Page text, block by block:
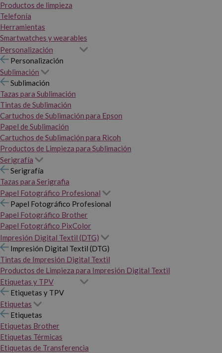
Productos de limpieza
Telefonía
Herramientas
Smartwatches y wearables
Personalización
Personalización
Sublimación
Sublimación
Tazas para Sublimación
Tintas de Sublimación
Cartuchos de Sublimación para Epson
Papel de Sublimación
Cartuchos de Sublimación para Ricoh
Productos de Limpieza para Sublimación
Serigrafía
Serigrafía
Tazas para Serigrafia
Papel Fotográfico Profesional
Papel Fotográfico Profesional
Papel Fotográfico Brother
Papel Fotográfico PixColor
Impresión Digital Textil (DTG)
Impresión Digital Textil (DTG)
Tintas de Impresión Digital Textil
Productos de Limpieza para Impresión Digital Textil
Etiquetas y TPV
Etiquetas y TPV
Etiquetas
Etiquetas
Etiquetas Brother
Etiquetas Térmicas
Etiquetas de Transferencia